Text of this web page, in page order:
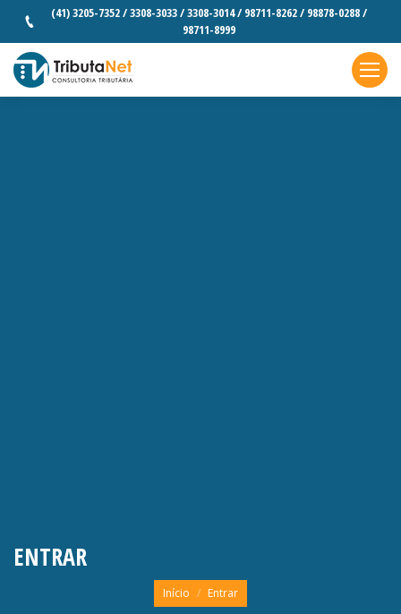
(41) 3205-7352 / 3308-3033 / 3308-3014 / 98711-8262 / 98878-0288 /
98711-8999
ENTRAR
Você está aqui:
Início Entrar